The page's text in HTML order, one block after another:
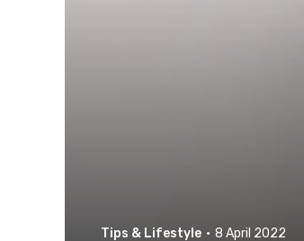
Tips & Lifestyle · 8 April 2022